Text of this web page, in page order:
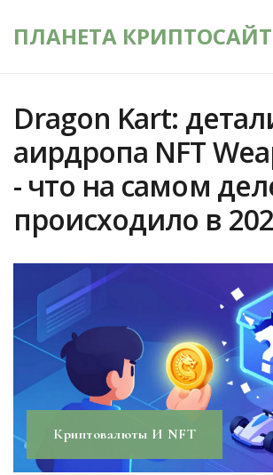
ПЛАНЕТА
Dragon Kart:
аирдропа NFT
- что на самом
происходило в
Криптовалюты И NFT